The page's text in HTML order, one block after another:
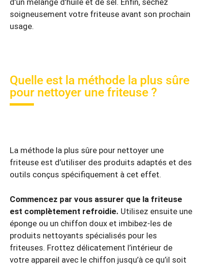
soigneusement votre friteuse avant son prochain
usage.
Quelle est la méthode la plus sûre
pour nettoyer une friteuse ?
La méthode la plus sûre pour nettoyer une
friteuse est d’utiliser des produits adaptés et des
outils conçus spécifiquement à cet effet.
Commencez par vous assurer que la friteuse
est complètement refroidie. Utilisez ensuite une
éponge ou un chiffon doux et imbibez-les de
produits nettoyants spécialisés pour les
friteuses. Frottez délicatement l’intérieur de
votre appareil avec le chiffon jusqu’à ce qu’il soit